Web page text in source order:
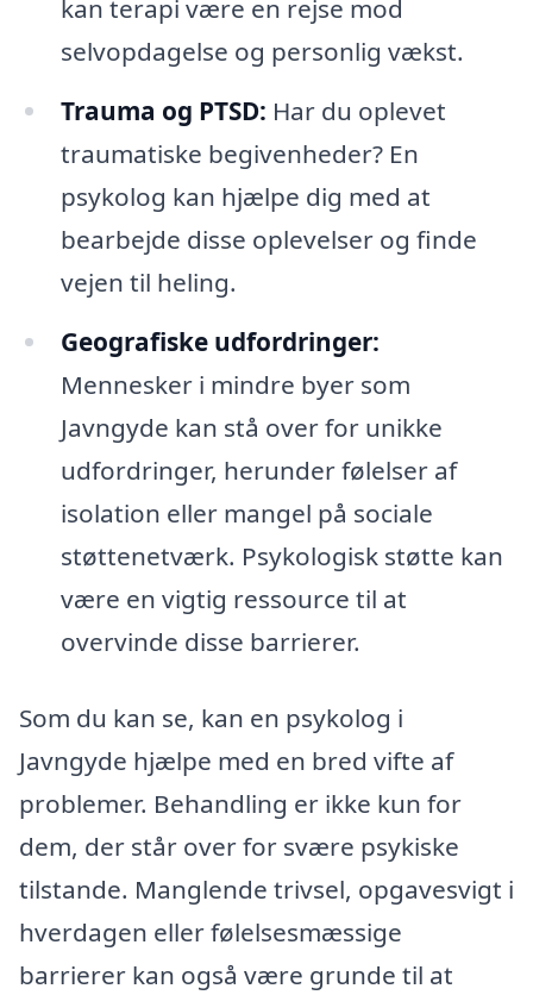
kan terapi være en rejse mod
selvopdagelse og personlig vækst.
Trauma og PTSD: Har du oplevet
traumatiske begivenheder? En
psykolog kan hjælpe dig med at
bearbejde disse oplevelser og finde
vejen til heling.
Geografiske udfordringer:
Mennesker i mindre byer som
Javngyde kan stå over for unikke
udfordringer, herunder følelser af
isolation eller mangel på sociale
støttenetværk. Psykologisk støtte kan
være en vigtig ressource til at
overvinde disse barrierer.
Som du kan se, kan en psykolog i
Javngyde hjælpe med en bred vifte af
problemer. Behandling er ikke kun for
dem, der står over for svære psykiske
tilstande. Manglende trivsel, opgavesvigt i
hverdagen eller følelsesmæssige
barrierer kan også være grunde til at